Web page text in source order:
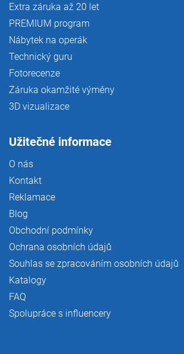
Extra záruka až 20 let
PREMIUM program
Nábytek na operák
Technický guru
Fotorecenze
Záruka okamžité výměny
3D vizualizace
Užitečné informace
O nás
Kontakt
Reklamace
Blog
Obchodní podmínky
Ochrana osobních údajů
Souhlas se zpracováním osobních údajů
Katalogy
FAQ
Spolupráce s influencery